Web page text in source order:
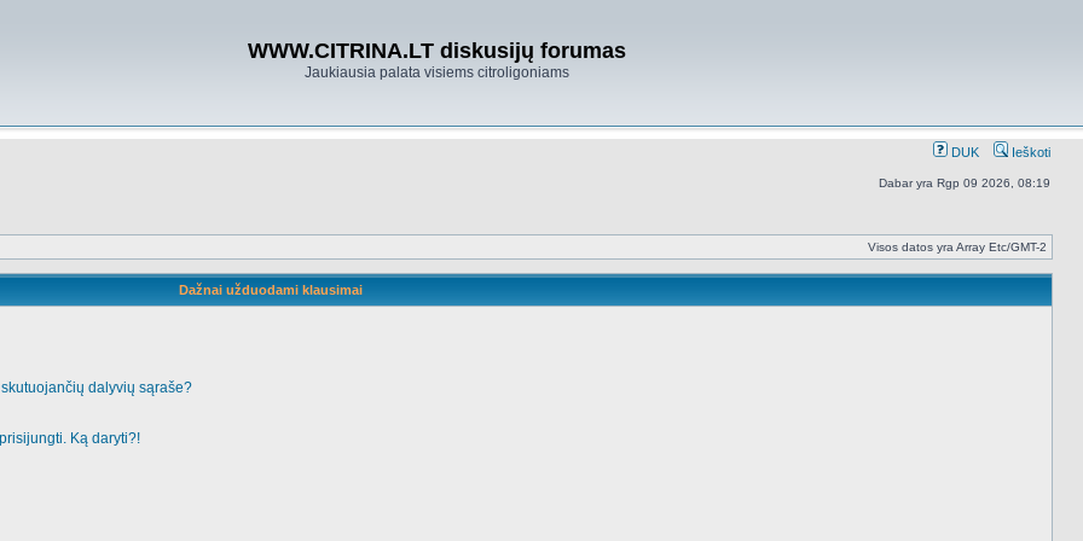
WWW.CITRINA.LT diskusijų forumas
Jaukiausia palata visiems citroligoniams
DUK Ieškoti
Dabar yra Rgp 09 2026, 08:19
Visos datos yra Array Etc/GMT-2
Dažnai užduodami klausimai
dalyvių sąraše?
Ką daryti?!